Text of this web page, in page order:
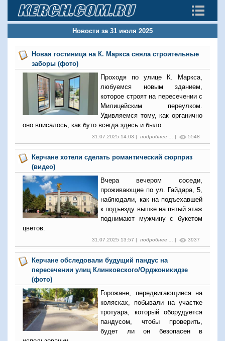
Новости за 31 июля 2025
Новая гостиница на К. Маркса сняла строительные
заборы (фото)
Проходя по улице К. Маркса,
любуемся новым зданием,
которое строят на пересечении с
Милицейским переулком.
Удивляемся тому, как органично
оно вписалось, как буто всегда здесь и было.
31.07.2025 14:03 | подробнее ... | 5548
Керчане хотели сделать романтический сюрприз
(видео)
Вчера вечером соседи,
проживающие по ул. Гайдара, 5,
наблюдали, как на подъехавшей
к подъезду вышке на пятый этаж
поднимают мужчину с букетом
цветов.
31.07.2025 13:57 | подробнее ... | 3937
Керчане обследовали будущий пандус на
пересечении улиц Клинковского/Орджоникидзе
(фото)
Горожане, передвигающиеся на
колясках, побывали на участке
тротуара, который оборудуется
пандусом, чтобы проверить,
будет ли он безопасен в